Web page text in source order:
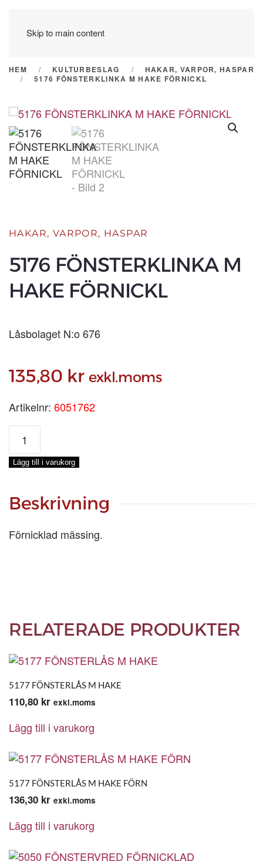
Skip to main content
HEM KULTURBESLAG
HAKAR, VARPOR, HASPAR
5176 FÖNSTERKLINKA M HAKE FÖRNICKL
HAKAR, VARPOR, HASPAR
5176 FÖNSTERKLINKA M
HAKE FÖRNICKL
Låsbolaget N:o 676
135,80 kr exkl.moms
Artikelnr: 6051762
5176
FÖNSTERKLINKA
M
HAKE
mängd
Lägg till i varukorg
Beskrivning
Förnicklad mässing.
RELATERADE PRODUKTER
5177 FÖNSTERLÅS M HAKE
110,80 kr exkl.moms
Lägg till i varukorg
5177 FÖNSTERLÅS M HAKE FÖRN
136,30 kr exkl.moms
Lägg till i varukorg